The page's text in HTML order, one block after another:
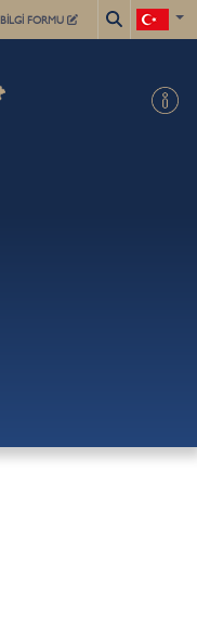
BİLGİ FORMU